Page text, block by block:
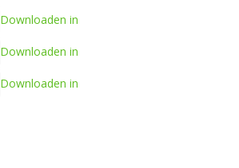
Downloaden in
Downloaden in
Downloaden in